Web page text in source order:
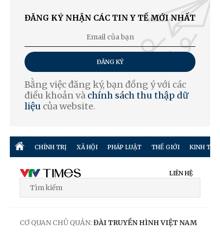
ĐĂNG KÝ NHẬN CÁC TIN Y TẾ MỚI NHẤT
ĐĂNG KÝ
Bằng việc đăng ký, bạn đồng ý với các
điều khoản và chính sách thu thập dữ
liệu của website.
CHÍNH TRỊ XÃ HỘI PHÁP LUẬT THẾ GIỚI KINH TẾ
LIÊN HỆ
CƠ QUAN CHỦ QUẢN:ĐÀI TRUYỀN HÌNH VIỆT NAM